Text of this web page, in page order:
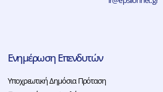
Ενημέρωση Επενδυτών
Υποχρεωτική Δημόσια Πρόταση